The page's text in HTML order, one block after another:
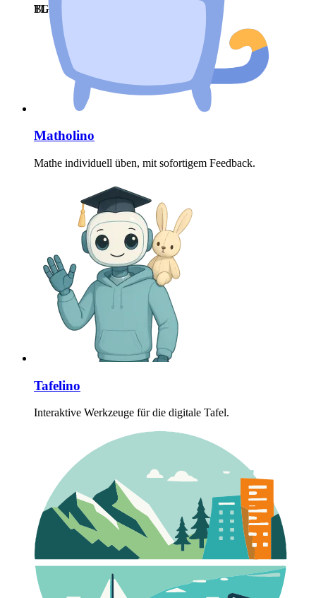
BL
FL
TG
Matholino
Mathe individuell üben, mit sofortigem Feedback.
Tafelino
Interaktive Werkzeuge für die digitale Tafel.